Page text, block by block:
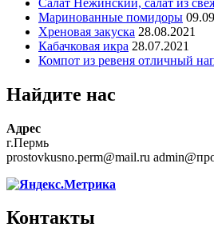
Маринованные помидоры
Хреновая закуска 28.08.2021
Кабачковая икра 28.07.2021
Компот из ревеня отличный
Найдите нас
Адрес
г.Пермь
prostovkusno.perm@mail.ru
Контакты